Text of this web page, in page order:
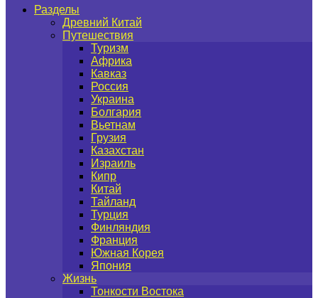
Разделы
Древний Китай
Путешествия
Туризм
Африка
Кавказ
Россия
Украина
Болгария
Вьетнам
Грузия
Казахстан
Израиль
Кипр
Китай
Тайланд
Турция
Финляндия
Франция
Южная Корея
Япония
Жизнь
Тонкости Востока